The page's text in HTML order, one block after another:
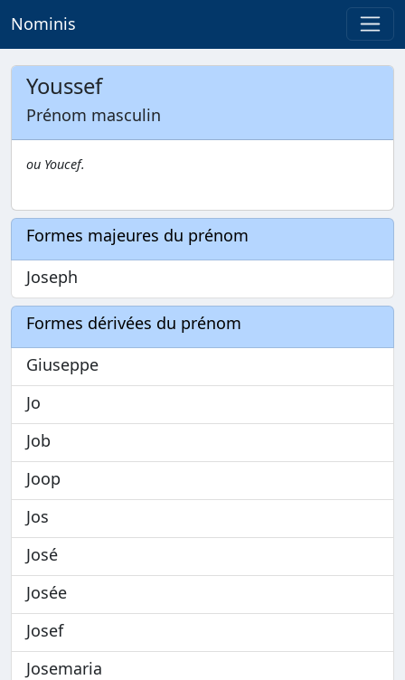
Nominis
Youssef
Prénom masculin
ou Youcef.
Formes majeures du prénom
Joseph
Formes dérivées du prénom
Giuseppe
Jo
Job
Joop
Jos
José
Josée
Josef
Josemaria